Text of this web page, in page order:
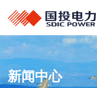
新闻中心